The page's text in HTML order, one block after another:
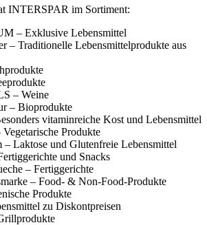
INTERSPAR im Sortiment:
– Exklusive Lebensmittel
– Traditionelle Lebensmittelprodukte aus
– Weine
– Bioprodukte
vitaminreiche Kost und Lebensmittel
Produkte
– Laktose und Glutenfreie Lebensmittel
und Snacks
– Fertiggerichte
– Food- & Non-Food-Produkte
Produkte
zu Diskontpreisen